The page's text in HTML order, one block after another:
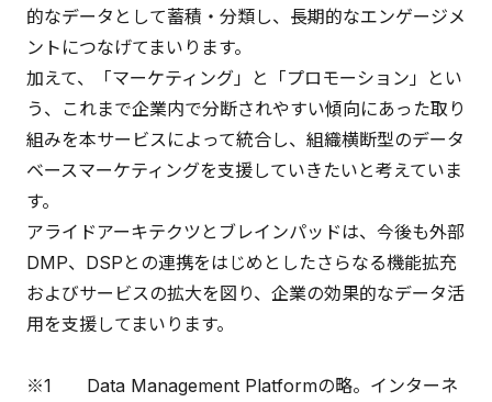
的なデータとして蓄積・分類し、長期的なエンゲージメ
ントにつなげてまいります。
加えて、「マーケティング」と「プロモーション」とい
う、これまで企業内で分断されやすい傾向にあった取り
組みを本サービスによって統合し、組織横断型のデータ
ベースマーケティングを支援していきたいと考えていま
す。
アライドアーキテクツとブレインパッドは、今後も外部
DMP、DSPとの連携をはじめとしたさらなる機能拡充
およびサービスの拡大を図り、企業の効果的なデータ活
用を支援してまいります。
※1 Data Management Platformの略。インターネ